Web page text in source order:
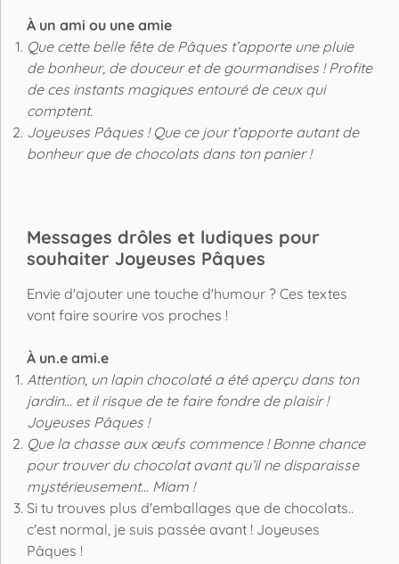
À un ami ou une amie
Que cette belle fête de Pâques t’apporte une pluie
de bonheur, de douceur et de gourmandises ! Profite
de ces instants magiques entouré de ceux qui
comptent.
Joyeuses Pâques ! Que ce jour t’apporte autant de
bonheur que de chocolats dans ton panier !
Messages drôles et ludiques pour
souhaiter Joyeuses Pâques
Envie d'ajouter une touche d'humour ? Ces textes
vont faire sourire vos proches !
À un.e ami.e
Attention, un lapin chocolaté a été aperçu dans ton
jardin... et il risque de te faire fondre de plaisir !
Joyeuses Pâques !
Que la chasse aux œufs commence ! Bonne chance
pour trouver du chocolat avant qu’il ne disparaisse
mystérieusement... Miam !
Si tu trouves plus d'emballages que de chocolats..
c'est normal, je suis passée avant ! Joyeuses
Pâques !